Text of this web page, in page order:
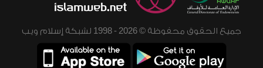
جميع الحقوق محفوظة © 2026 - 1998 لشبكة إسلام ويب